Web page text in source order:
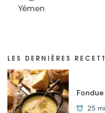
Yémen
LES DERNIÈRES
25